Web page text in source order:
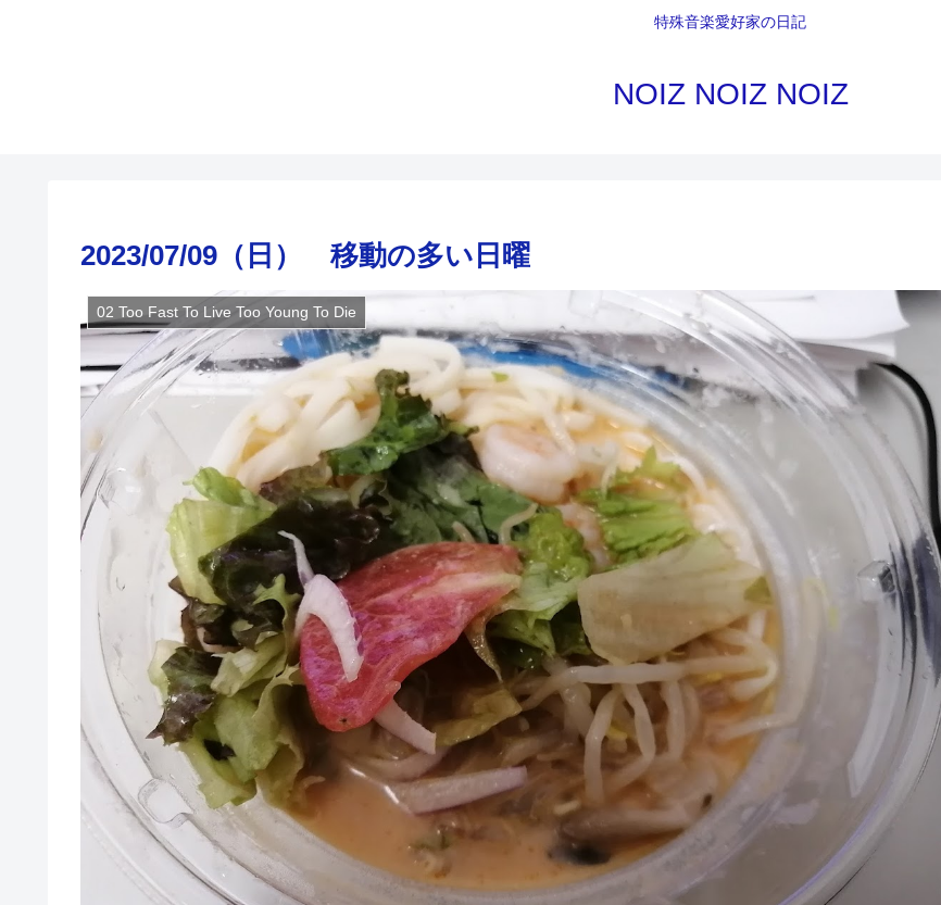
特殊音楽愛好家の日記
NOIZ NOIZ NOIZ
2023/07/09（日） 移動の多い日曜
02 Too Fast To Live Too Young To Die